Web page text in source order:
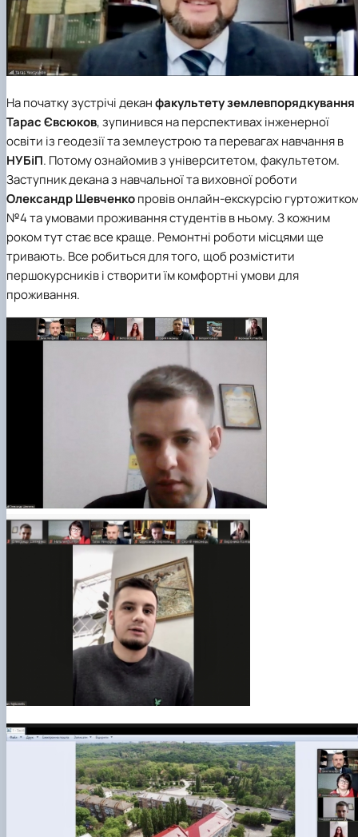
На початку зустрічі деканфакультету землевпорядкування
Тарас Євсюков, зупинився на перспективах інженерної
освіти із геодезії та землеустрою та перевагах навчання в
НУБіП. Потому ознайомив з університетом, факультетом.
Заступник декана з навчальної та виховної роботи
Олександр Шевченкопровів онлайн-екскурсію
№4 та умовами проживання студентів в ньому. З кожним
роком тут стає все краще. Ремонтні роботи місцями ще
тривають. Все робиться для того, щоб розмістити
першокурсників і створити їм комфортні умови для
проживання.